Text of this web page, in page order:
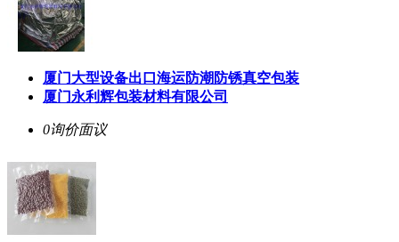
厦门大型设备出口海运防潮防锈真空包装
厦门永利辉包装材料有限公司
0询价面议